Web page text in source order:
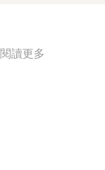
閱讀更多